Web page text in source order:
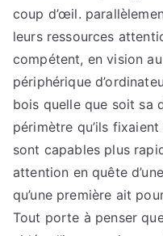
coup d’œil.
leurs ressources
compétent, en vision
périphérique
bois quelle que soit sa
périmètre qu’ils
sont capables plus
attention en quête
qu’une première ait
Tout porte à penser